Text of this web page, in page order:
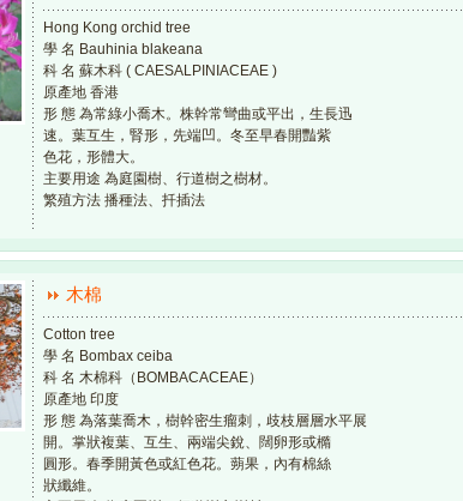
Hong Kong orchid tree
學 名 Bauhinia blakeana
科 名 蘇木科 ( CAESALPINIACEAE )
原產地 香港
形 態 為常綠小喬木。株幹常彎曲或平出，生長迅
速。葉互生，腎形，先端凹。冬至早春開豔紫
色花，形體大。
主要用途 為庭園樹、行道樹之樹材。
繁殖方法 播種法、扦插法
木棉
Cotton tree
學 名 Bombax ceiba
科 名 木棉科（BOMBACACEAE）
原產地 印度
形 態 為落葉喬木，樹幹密生瘤刺，歧枝層層水平展
開。掌狀複葉、互生、兩端尖銳、闊卵形或橢
圓形。春季開黃色或紅色花。蒴果，內有棉絲
狀纖維。